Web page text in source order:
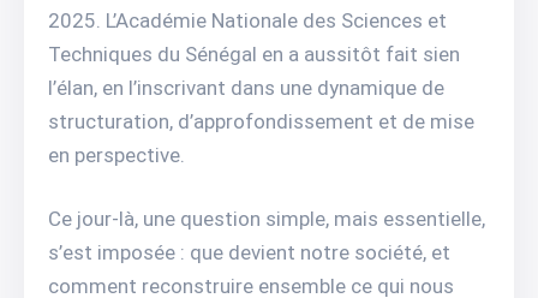
2025. L’Académie Nationale des Sciences et
Techniques du Sénégal en a aussitôt fait sien
l’élan, en l’inscrivant dans une dynamique de
structuration, d’approfondissement et de mise
en perspective.
Ce jour-là, une question simple, mais essentielle,
s’est imposée : que devient notre société, et
comment reconstruire ensemble ce qui nous